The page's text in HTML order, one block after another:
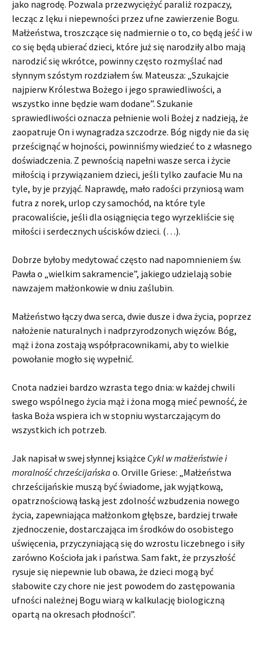
jako nagrodę. Pozwala przezwyciężyć paraliż rozpaczy,
lecząc z lęku i niepewności przez ufne zawierzenie Bogu.
Małżeństwa, troszczące się nadmiernie o to, co będą jeść i w
co się będą ubierać dzieci, które już się narodziły albo mają
narodzić się wkrótce, powinny często rozmyślać nad
słynnym szóstym rozdziałem św. Mateusza: „Szukajcie
najpierw Królestwa Bożego i jego sprawiedliwości, a
wszystko inne będzie wam dodane”. Szukanie
sprawiedliwości oznacza pełnienie woli Bożej z nadzieją, że
zaopatruje On i wynagradza szczodrze. Bóg nigdy nie da się
prześcignąć w hojności, powinniśmy wiedzieć to z własnego
doświadczenia. Z pewnością napełni wasze serca i życie
miłością i przywiązaniem dzieci, jeśli tylko zaufacie Mu na
tyle, by je przyjąć. Naprawdę, mało radości przyniosą wam
futra z norek, urlop czy samochód, na które tyle
pracowaliście, jeśli dla osiągnięcia tego wyrzekliście się
miłości i serdecznych uścisków dzieci. (…).
Dobrze byłoby medytować często nad napomnieniem św.
Pawła o „wielkim sakramencie”, jakiego udzielają sobie
nawzajem małżonkowie w dniu zaślubin.
Małżeństwo łączy dwa serca, dwie dusze i dwa życia, poprzez
nałożenie naturalnych i nadprzyrodzonych więzów. Bóg,
mąż i żona zostają współpracownikami, aby to wielkie
powołanie mogło się wypełnić.
Cnota nadziei bardzo wzrasta tego dnia: w każdej chwili
swego wspólnego życia mąż i żona mogą mieć pewność, że
łaska Boża wspiera ich w stopniu wystarczającym do
wszystkich ich potrzeb.
Jak napisał w swej słynnej książce Cykl w małżeństwie i
moralność chrześcijańska o. Orville Griese: „Małżeństwa
chrześcijańskie muszą być świadome, jak wyjątkową,
opatrznościową łaską jest zdolność wzbudzenia nowego
życia, zapewniająca małżonkom głębsze, bardziej trwałe
zjednoczenie, dostarczająca im środków do osobistego
uświęcenia, przyczyniającą się do wzrostu liczebnego i siły
zarówno Kościoła jak i państwa. Sam fakt, że przyszłość
rysuje się niepewnie lub obawa, że dzieci mogą być
słabowite czy chore nie jest powodem do zastępowania
ufności należnej Bogu wiarą w kalkulację biologiczną
opartą na okresach płodności”.